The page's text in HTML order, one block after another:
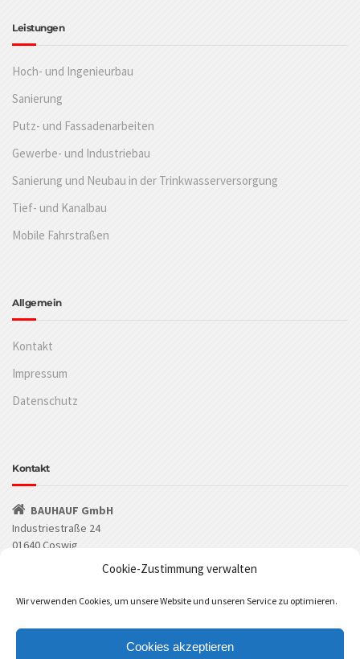
Cookie-Zustimmung verwalten
Wir verwenden Cookies, um unsere Website und unseren Service zu optimieren.
Cookies akzeptieren
Leistungen
Hoch- und Ingenieurbau
Sanierung
Putz- und Fassadenarbeiten
Gewerbe- und Industriebau
Sanierung und Neubau in der Trinkwasserversorgung
Tief- und Kanalbau
Mobile Fahrstraßen
Allgemein
Kontakt
Impressum
Datenschutz
Kontakt
BAUHAUF GmbH
Industriestraße 24
01640 Coswig
(03523) 53549-29
info@bauhauf.de
BAUHAUF bei Facebook